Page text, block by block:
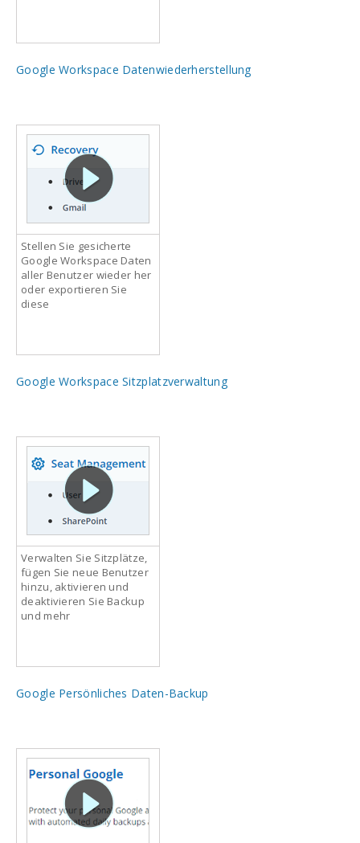
Google Workspace Datenwiederherstellung
Stellen Sie gesicherte
Google Workspace Daten
aller Benutzer wieder her
oder exportieren Sie
diese
Google Workspace Sitzplatzverwaltung
Verwalten Sie Sitzplätze,
fügen Sie neue Benutzer
hinzu, aktivieren und
deaktivieren Sie Backup
und mehr
Google Persönliches Daten-Backup